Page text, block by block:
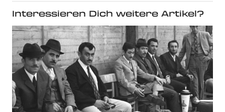
Interessieren Dich weitere Artikel?